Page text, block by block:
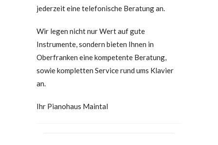
jederzeit eine telefonische Beratung an.
Wir legen nicht nur Wert auf gute
Instrumente, sondern bieten Ihnen in
Oberfranken eine kompetente Beratung,
sowie kompletten Service rund ums Klavier
an.
Ihr Pianohaus Maintal